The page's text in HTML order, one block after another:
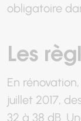
obligatoire
Les
En
juillet 2017,
32 à 38 dB.